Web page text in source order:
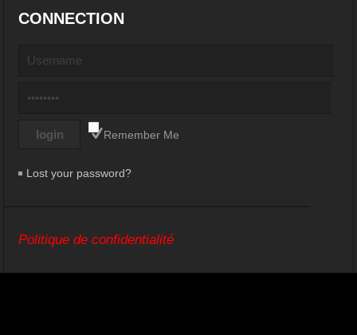
CONNECTION
Remember Me
Lost your password?
Politique de confidentialité